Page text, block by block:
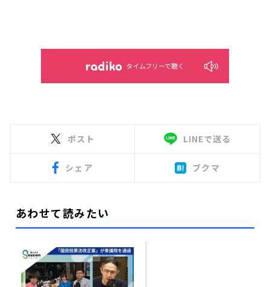
タイムフリーで聴く
ポスト LINEで送る
シェア ブクマ
あわせて読みたい